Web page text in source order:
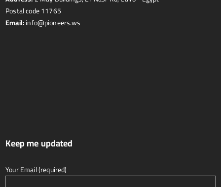
Postal code 11765
Email:info@pioneers.ws
Keep me updated
Your Email (required)